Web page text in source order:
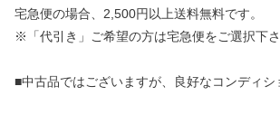
宅急便の場合、2,500円以上送料無料です。
※「代引き」ご希望の方は宅急便をご選択下さ
■中古品ではございますが、良好なコンディシ